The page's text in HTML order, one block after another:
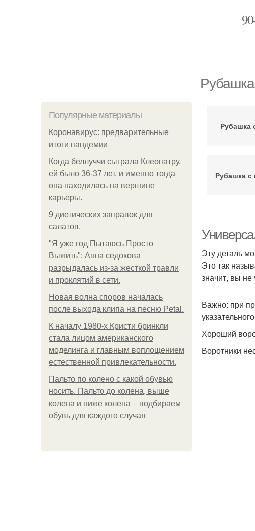
Популярные материалы
Коронавирус: предварительные
итоги пандемии
Когда беллуччи сыграла Клеопатру,
ей было 36-37 лет, и именно тогда
она находилась на вершине
карьеры.
9 диетических заправок для
салатов.
"Я уже год Пытаюсь Просто
Выжить": Анна седокова
разрыдалась из-за жесткой травли
и проклятий в сети.
Новая волна споров началась
после выхода клипа на песню Petal.
К началу 1980-х Кристи бринкли
стала лицом американского
моделинга и главным воплощением
естественной привлекательности.
Пальто по колено с какой обувью
носить. Пальто до колена, выше
колена и ниже колена – подбираем
обувь для каждого случая
Рубашка
Рубашка с
Рубашка
Эту деталь
Это так
значит, вы не
Важно: при
Хороший
Воротники